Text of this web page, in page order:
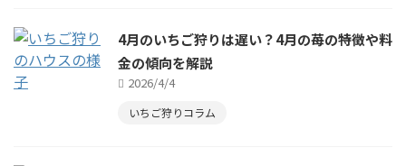
4月のいちご狩りは遅い？4月の苺の特徴や料
金の傾向を解説
2026/4/4
いちご狩りコラム